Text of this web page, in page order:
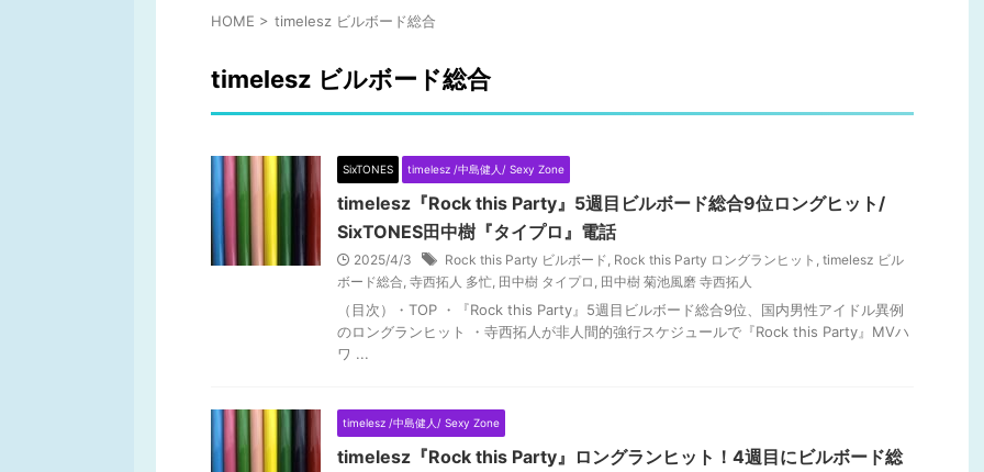
HOME > timelesz ビルボード総合
timelesz ビルボード総合
SixTONES timelesz /中島健人/ Sexy Zone
timelesz『Rock this Party』5週目ビルボード総合9位ロングヒット/
SixTONES田中樹『タイプロ』電話
2025/4/3 Rock this Party ビルボード, Rock this Party ロングランヒット , timelesz ビル
ボード総合, 寺西拓人 多忙, 田中樹 タイプロ , 田中樹 菊池風磨 寺西拓人
（目次）・TOP ・『Rock this Party』5週目ビルボード総合9位、国内男性アイドル異例
のロングランヒット ・寺西拓人が非人間的強行スケジュールで『Rock this Party』MVハ
ワ ...
timelesz /中島健人/ Sexy Zone
timelesz『Rock this Party』ロングランヒット！4週目にビルボード総